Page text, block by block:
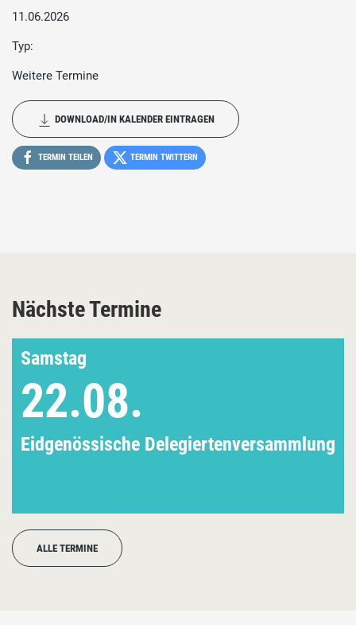
11.06.2026
Typ:
Weitere Termine
DOWNLOAD/IN KALENDER EINTRAGEN
TERMIN TEILEN TERMIN TWITTERN
Nächste Termine
Samstag
22.08.
Eidgenössische Delegiertenversammlung
ALLE TERMINE